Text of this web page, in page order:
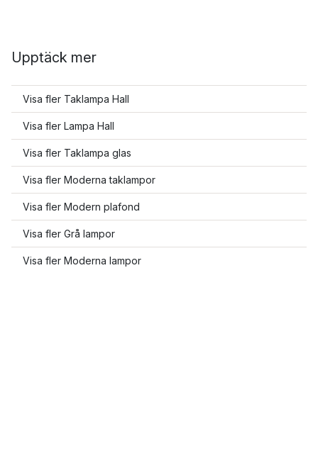
Upptäck mer
Visa fler Taklampa Hall
Visa fler Lampa Hall
Visa fler Taklampa glas
Visa fler Moderna taklampor
Visa fler Modern plafond
Visa fler Grå lampor
Visa fler Moderna lampor